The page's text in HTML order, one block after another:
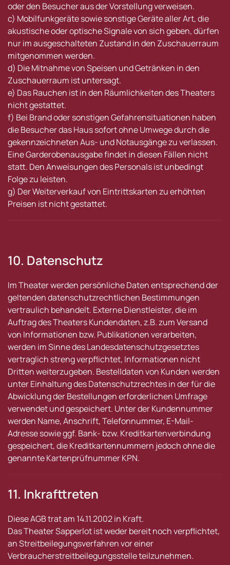
oder den Besucher aus der Vorstellung verweisen.
c) Mobilfunkgeräte sowie sonstige Geräte aller Art, die
akustische oder optische Signale von sich geben, dürfen
nur im ausgeschalteten Zustand in den Zuschauerraum
mitgenommen werden.
d) Die Mitnahme von Speisen und Getränken in den
Zuschauerraum ist untersagt.
e) Das Rauchen ist in den Räumlichkeiten des Theaters
nicht gestattet.
f) Bei Brand oder sonstigen Gefahrensituationen haben
die Besucher das Haus sofort ohne Umwege durch die
gekennzeichneten Aus- und Notausgänge zu verlassen.
Eine Garderobenausgabe findet in diesen Fällen nicht
statt. Den Anweisungen des Personals ist unbedingt
Folge zu leisten.
g) Der Weiterverkauf von Eintrittskarten zu erhöhten
Preisen ist nicht gestattet.
10. Datenschutz
Im Theater werden persönliche Daten entsprechend der
geltenden datenschutzrechtlichen Bestimmungen
vertraulich behandelt. Externe Dienstleister, die im
Auftrag des Theaters Kundendaten, z.B. zum Versand
von Informationen bzw. Publikationen verarbeiten,
werden im Sinne des Landesdatenschutzgesetztes
vertraglich streng verpflichtet, Informationen nicht
Dritten weiterzugeben. Bestelldaten von Kunden werden
unter Einhaltung des Datenschutzrechtes in der für die
Abwicklung der Bestellungen erforderlichen Umfrage
verwendet und gespeichert. Unter der Kundennummer
werden Name, Anschrift, Telefonnummer, E-Mail-
Adresse sowie ggf. Bank- bzw. Kreditkartenverbindung
gespeichert, die Kreditkartennummern jedoch ohne die
genannte Kartenprüfnummer KPN.
11. Inkrafttreten
Diese AGB trat am 14.11.2002 in Kraft.
Das Theater Sapperlot ist weder bereit noch verpflichtet,
an Streitbeilegungsverfahren vor einer
Verbraucherstreitbeilegungsstelle teilzunehmen.